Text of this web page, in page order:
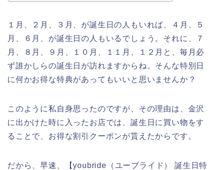
１月、２月、３月、が誕生日の人もいれば、４月、５
月、６月、が誕生日の人もいるでしょう。それに、７
月、８月、９月、１０月、１１月、１２月と、毎月必
ず誰かしらの誕生日が訪れますからね。そんな特別日
に何かお得な特典があってもいいと思いませんか？
このように私自身思ったのですが、その理由は、金沢
に出かけた時に入ったお店では、誕生日に買い物をす
ることで、お得な割引クーポンが貰えたからです。
だから、早速、【youbride（ユーブライド） 誕生日特